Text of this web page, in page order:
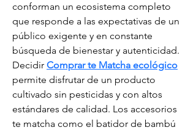
conforman un ecosistema completo
que responde a las expectativas de un
público exigente y en constante
búsqueda de bienestar y autenticidad.
Decidir Comprar te Matcha ecológico
permite disfrutar de un producto
cultivado sin pesticidas y con altos
estándares de calidad. Los accesorios
te matcha como el batidor de bambú